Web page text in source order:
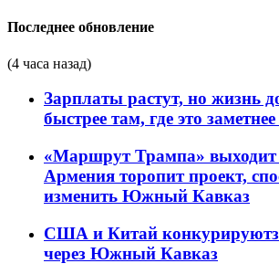
Последнее обновление
(4 часа назад)
Зарплаты растут, но жизнь
быстрее там, где это заметнее
«Маршрут Трампа» выходит
Армения торопит проект,
изменить Южный Кавказ
США и Китай
через Южный Кавказ